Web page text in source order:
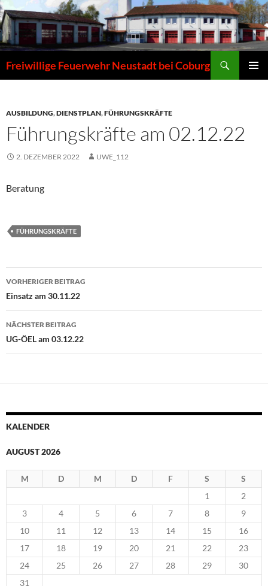
Zum
Inhalt
springen
Freiwillige Feuerwehr Neustadt bei Coburg
AUSBILDUNG,DIENSTPLAN,FÜHRUNGSKRÄFTE
Führungskräfte am 02.12.22
2. DEZEMBER 2022 UWE_112
Beratung
FÜHRUNGSKRÄFTE
Beitragsnavigation
VORHERIGER BEITRAG
Einsatz am 30.11.22
NÄCHSTER BEITRAG
UG-ÖEL am 03.12.22
KALENDER
AUGUST 2026
M D M D F S S
1
2
3
4 5 6 7 8
9
10
11 12 13 14 15
16
17
18 19 20 21 22
23
24
25 26 27 28 29
30
31